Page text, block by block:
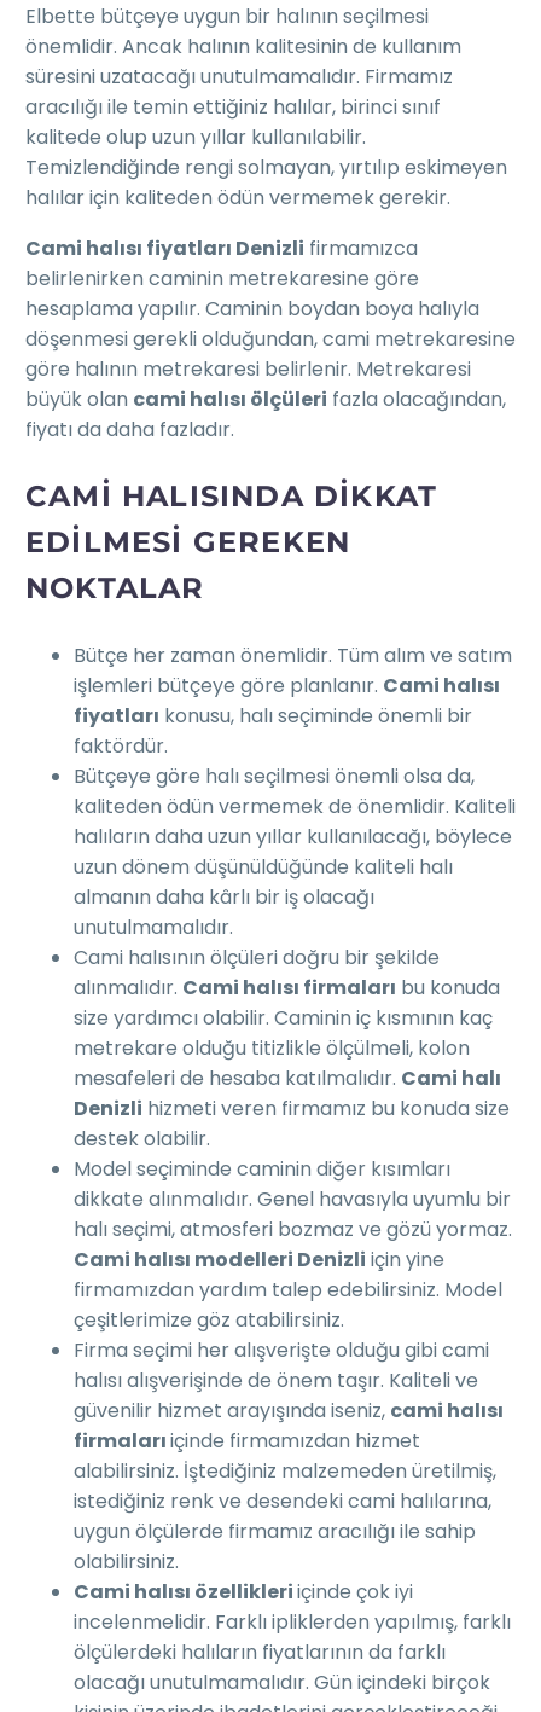
Elbette bütçeye uygun bir halının seçilmesi
önemlidir. Ancak halının kalitesinin de kullanım
süresini uzatacağı unutulmamalıdır. Firmamız
aracılığı ile temin ettiğiniz halılar, birinci sınıf
kalitede olup uzun yıllar kullanılabilir.
Temizlendiğinde rengi solmayan, yırtılıp eskimeyen
halılar için kaliteden ödün vermemek gerekir.
Cami halısı fiyatları Denizli firmamızca
belirlenirken caminin metrekaresine göre
hesaplama yapılır. Caminin boydan boya halıyla
döşenmesi gerekli olduğundan, cami metrekaresine
göre halının metrekaresi belirlenir. Metrekaresi
büyük olan cami halısı ölçüleri fazla olacağından,
fiyatı da daha fazladır.
CAMI HALISINDA DIKKAT
EDILMESI GEREKEN
NOKTALAR
Bütçe her zaman önemlidir. Tüm alım ve satım
işlemleri bütçeye göre planlanır. Cami halısı
fiyatları konusu, halı seçiminde önemli bir
faktördür.
Bütçeye göre halı seçilmesi önemli olsa da,
kaliteden ödün vermemek de önemlidir. Kaliteli
halıların daha uzun yıllar kullanılacağı, böylece
uzun dönem düşünüldüğünde kaliteli halı
almanın daha kârlı bir iş olacağı
unutulmamalıdır.
Cami halısının ölçüleri doğru bir şekilde
alınmalıdır. Cami halısı firmaları bu konuda
size yardımcı olabilir. Caminin iç kısmının kaç
metrekare olduğu titizlikle ölçülmeli, kolon
mesafeleri de hesaba katılmalıdır. Cami halı
Denizli hizmeti veren firmamız bu konuda size
destek olabilir.
Model seçiminde caminin diğer kısımları
dikkate alınmalıdır. Genel havasıyla uyumlu bir
halı seçimi, atmosferi bozmaz ve gözü yormaz.
Cami halısı modelleri Denizli için yine
firmamızdan yardım talep edebilirsiniz. Model
çeşitlerimize göz atabilirsiniz.
Firma seçimi her alışverişte olduğu gibi cami
halısı alışverişinde de önem taşır. Kaliteli ve
güvenilir hizmet arayışında iseniz, cami halısı
firmalarıiçinde firmamızdan hizmet
alabilirsiniz. İştediğiniz malzemeden üretilmiş,
istediğiniz renk ve desendeki cami halılarına,
uygun ölçülerde firmamız aracılığı ile sahip
olabilirsiniz.
Cami halısı özellikleriiçinde çok iyi
incelenmelidir. Farklı ipliklerden yapılmış, farklı
ölçülerdeki halıların fiyatlarının da farklı
olacağı unutulmamalıdır. Gün içindeki birçok